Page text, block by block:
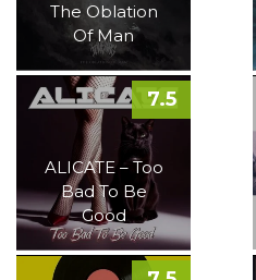
The Oblation
Of Man
ALICATE – Too
Bad To Be
Good
7.5